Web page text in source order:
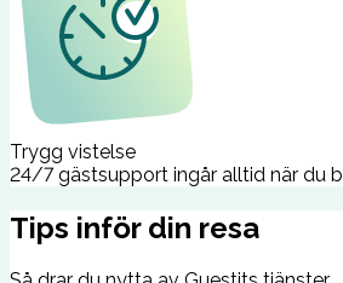
Trygg vistelse
24/7 gästsupport ingår alltid när du
Tips inför din resa